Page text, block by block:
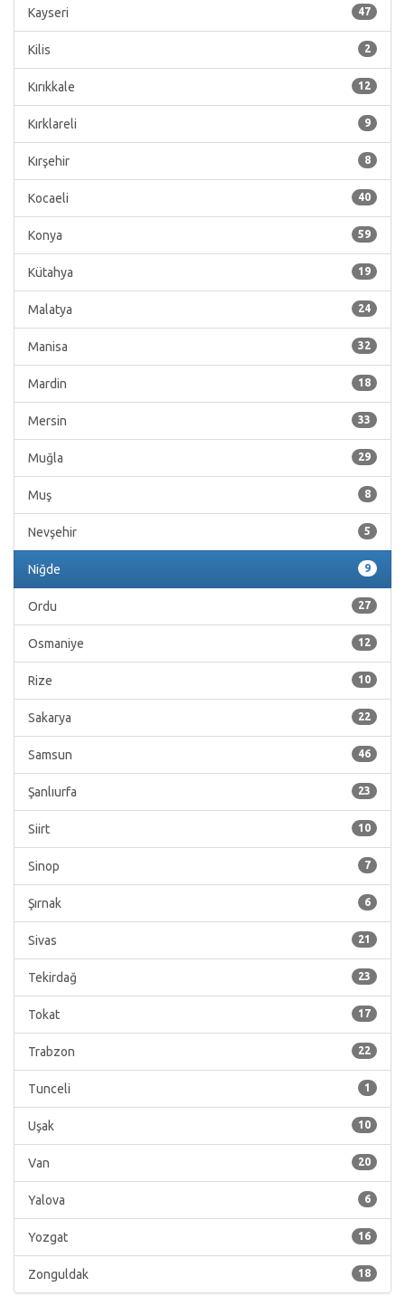
47
Kayseri
2
Kilis
12
Kırıkkale
9
Kırklareli
8
Kırşehir
40
Kocaeli
59
Konya
19
Kütahya
24
Malatya
32
Manisa
18
Mardin
33
Mersin
29
Muğla
8
Muş
5
Nevşehir
9
Niğde
27
Ordu
12
Osmaniye
10
Rize
22
Sakarya
46
Samsun
23
Şanlıurfa
10
Siirt
7
Sinop
6
Şırnak
21
Sivas
23
Tekirdağ
17
Tokat
22
Trabzon
1
Tunceli
10
Uşak
20
Van
6
Yalova
16
Yozgat
18
Zonguldak